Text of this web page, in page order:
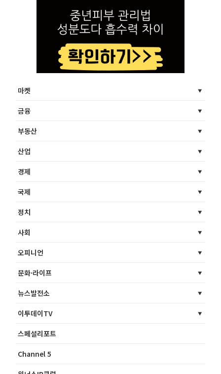
마켓
금융
부동산
산업
경제
국제
정치
사회
오피니언
문화·라이프
뉴스발전소
이투데이TV
스페셜리포트
Channel 5